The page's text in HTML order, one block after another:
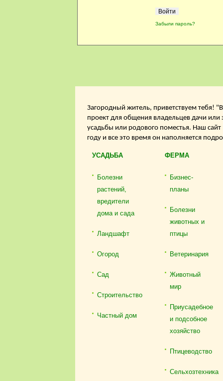
Забыли пароль?
Загородный житель, приветствуем тебя!
проект для общения владельцев дачи или
усадьбы или родового поместья. Наш
году и все это время он наполняется
УСАДЬБА
Болезни
растений,
вредители
дома и сада
Ландшафт
Огород
Сад
Строительство
Частный дом
ФЕРМА
Бизнес-
планы
Болезни
животных и
птицы
Ветеринария
Животный
мир
Приусадебное
и подсобное
хозяйство
Птицеводство
Сельхозтехника